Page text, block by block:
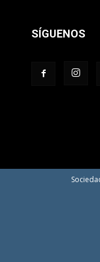
SÍGUENOS